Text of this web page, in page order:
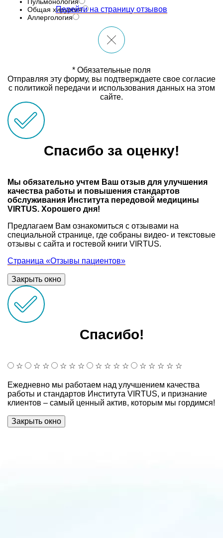
Общая хирургия
Аллергология
Перейти на страницу отзывов
* Обязательные поля
Отправляя эту форму, вы подтверждаете свое согласие
с политикой передачи и использования данных на этом
сайте.
Спасибо за оценку!
Мы обязательно учтем Ваш отзыв для улучшения
качества работы и повышения стандартов
обслуживания Института передовой медицины
VIRTUS. Хорошего дня!
Предлагаем Вам ознакомиться с отзывами на
специальной странице, где собраны видео- и текстовые
отзывы с сайта и гостевой книги VIRTUS.
Страница «Отзывы пациентов»
Закрыть окно
Спасибо!
☆ ☆ ☆ ☆ ☆ ☆ ☆ ☆ ☆ ☆ ☆ ☆ ☆ ☆ ☆
Ежедневно мы работаем над улучшением качества
работы и стандартов Института VIRTUS, и признание
клиентов – самый ценный актив, которым мы гордимся!
Закрыть окно